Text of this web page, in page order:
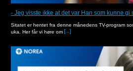
- Jeg visste ikke at det var Han som kunne gi
Sitatet er hentet fra denne månedens TV-program
uka. Her får vi høre om